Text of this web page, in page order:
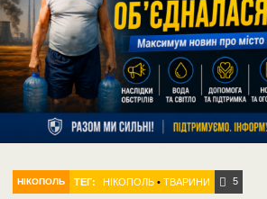
НІКОПОЛЬ ТЕГ: НІКОПОЛЬ •ТВАРИНИ 5